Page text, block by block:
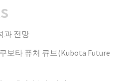
과 전망
보타 퓨처 큐브(Kubota Future